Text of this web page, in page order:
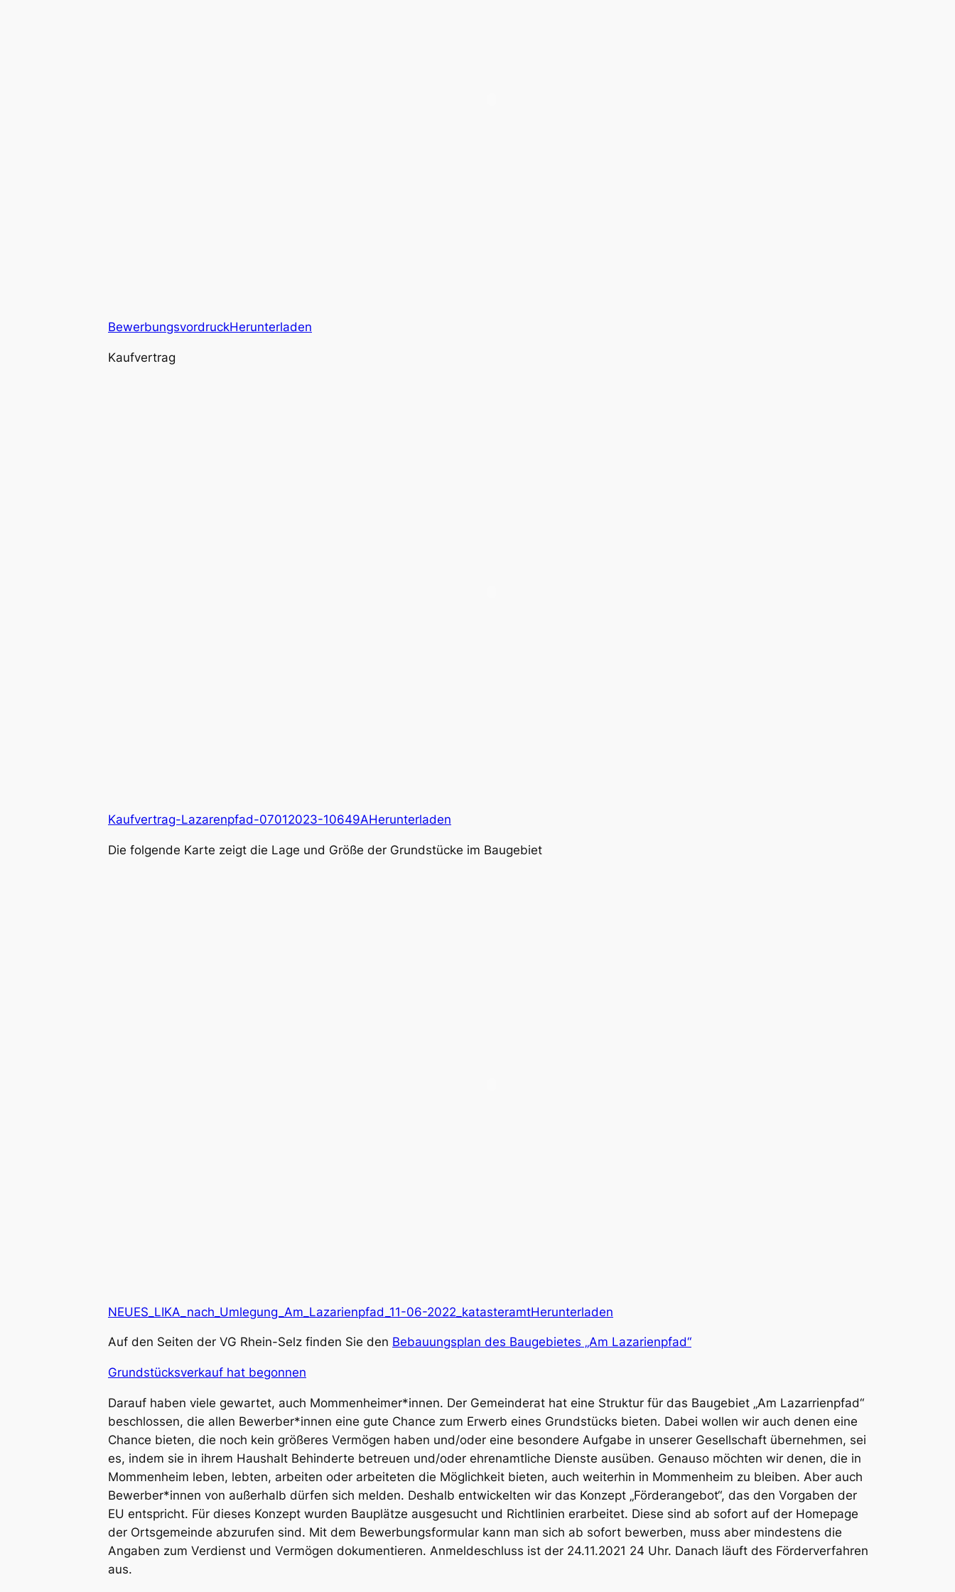
BewerbungsvordruckHerunterladen
Kaufvertrag
Kaufvertrag-Lazarenpfad-07012023-10649AHerunterladen
Die folgende Karte zeigt die Lage und Größe der Grundstücke im Baugebiet
NEUES_LIKA_nach_Umlegung_Am_Lazarienpfad_11-06-2022_katasteramtHerunterladen
Auf den Seiten der VG Rhein-Selz finden Sie den Bebauungsplan des Baugebietes „Am Lazarienpfad“
Grundstücksverkauf hat begonnen
Darauf haben viele gewartet, auch Mommenheimer*innen. Der Gemeinderat hat eine Struktur für das Baugebiet „Am Lazarrienpfad“
beschlossen, die allen Bewerber*innen eine gute Chance zum Erwerb eines Grundstücks bieten. Dabei wollen wir auch denen eine
Chance bieten, die noch kein größeres Vermögen haben und/oder eine besondere Aufgabe in unserer Gesellschaft übernehmen, sei
es, indem sie in ihrem Haushalt Behinderte betreuen und/oder ehrenamtliche Dienste ausüben. Genauso möchten wir denen, die in
Mommenheim leben, lebten, arbeiten oder arbeiteten die Möglichkeit bieten, auch weiterhin in Mommenheim zu bleiben. Aber auch
Bewerber*innen von außerhalb dürfen sich melden. Deshalb entwickelten wir das Konzept „Förderangebot“, das den Vorgaben der
EU entspricht. Für dieses Konzept wurden Bauplätze ausgesucht und Richtlinien erarbeitet. Diese sind ab sofort auf der Homepage
der Ortsgemeinde abzurufen sind. Mit dem Bewerbungsformular kann man sich ab sofort bewerben, muss aber mindestens die
Angaben zum Verdienst und Vermögen dokumentieren. Anmeldeschluss ist der 24.11.2021 24 Uhr. Danach läuft des Förderverfahren
aus.